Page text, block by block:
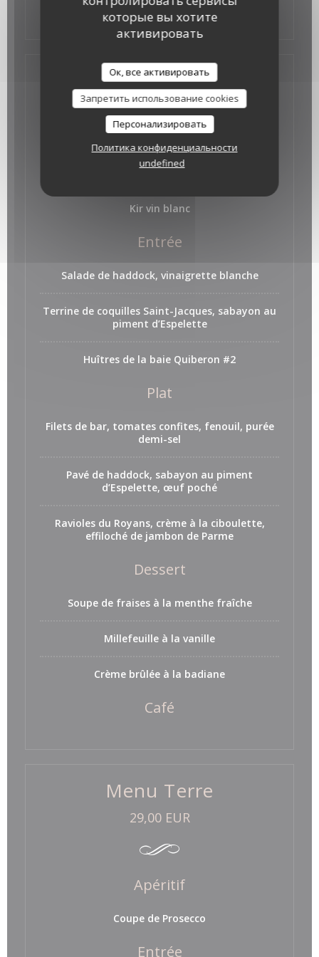
которые вы хотите
активировать
Ок, все активировать
Запретить использование cookies
Персонализировать
Политика конфиденциальности
undefined
Tous nos plats sont faits "maison" avec des
produits frais.
Menu Mer
31,00 EUR
Kir vin blanc
Entrée
Salade de haddock, vinaigrette blanche
Terrine de coquilles Saint-Jacques, sabayon au
piment d’Espelette
Huîtres de la baie Quiberon #2
Plat
Filets de bar, tomates confites, fenouil, purée
demi-sel
Pavé de haddock, sabayon au piment
d’Espelette, œuf poché
Ravioles du Royans, crème à la ciboulette,
effiloché de jambon de Parme
Dessert
Soupe de fraises à la menthe fraîche
Millefeuille à la vanille
Crème brûlée à la badiane
Café
Menu Terre
29,00 EUR
Apéritif
Coupe de Prosecco
Entrée